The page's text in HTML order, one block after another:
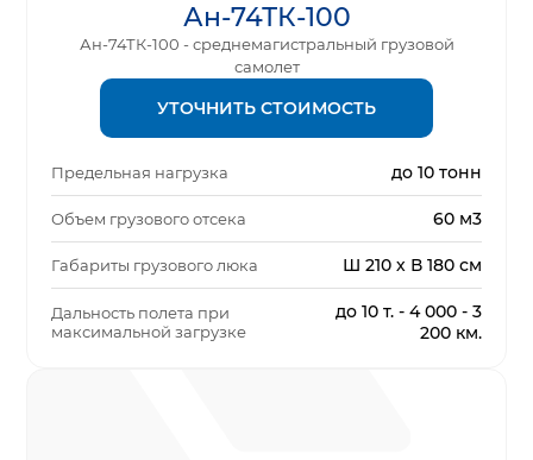
Ан-74ТК-100
Ан-74ТК-100 - среднемагистральный грузовой
самолет
УТОЧНИТЬ СТОИМОСТЬ
Предельная нагрузка до 10 тонн
Объем грузового отсека 60 м3
Габариты грузового люка Ш 210 х В 180 см
Дальность полета при
максимальной загрузке
до 10 т. - 4 000 - 3
200 км.